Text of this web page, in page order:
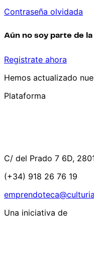
Contraseña olvidada
Aún no soy parte de
Registrate ahora
Hemos actualizado
Plataforma
C/ del Prado 7 6D,
(+34) 918 26 76 19
Una iniciativa de